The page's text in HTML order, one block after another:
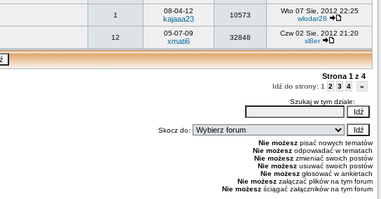
1
08-04-12
kajaaa23 10573
Wto 07 Sie, 2012 22:25
wlodar28
12
05-07-09
xmati6 32848
Czw 02 Sie, 2012 21:20
sl8er
Strona 1 z 4
Idź do strony: 1 2 3 4
»
Szukaj w tym dziale:
Skocz do:
Nie możesz pisać nowych tematów
Nie możesz odpowiadać w tematach
Nie możesz zmieniać swoich postów
Nie możesz usuwać swoich postów
Nie możesz głosować w ankietach
Nie możesz załączać plików na tym forum
Nie możesz ściągać załączników na tym forum